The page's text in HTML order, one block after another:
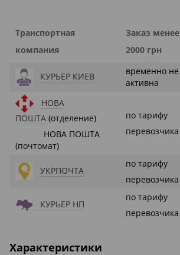
Транспортная
компания
Заказ менее
2000 грн
КУРЬЕР КИЕВ
временно не
активна
НОВА
ПОШТА (отделение)
НОВА ПОШТА
(почтомат)
по тарифу
перевозчика
УКРПОЧТА
по тарифу
перевозчика
КУРЬЕР НП
по тарифу
перевозчика
Характеристики